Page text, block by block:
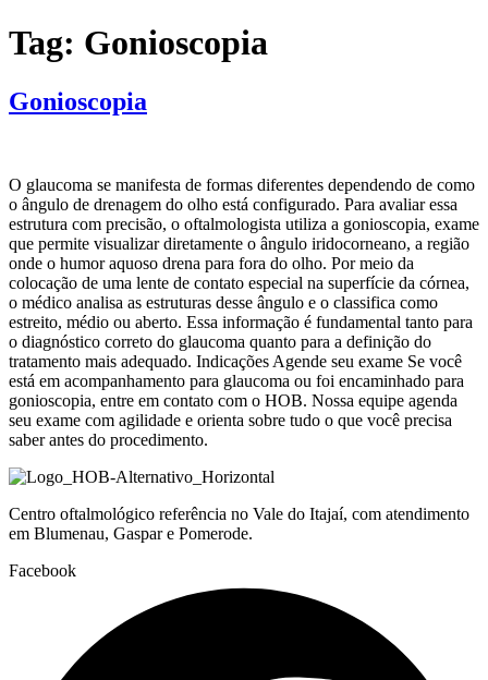
Tag: Gonioscopia
Gonioscopia
O glaucoma se manifesta de formas diferentes dependendo de como
o ângulo de drenagem do olho está configurado. Para avaliar essa
estrutura com precisão, o oftalmologista utiliza a gonioscopia, exame
que permite visualizar diretamente o ângulo iridocorneano, a região
onde o humor aquoso drena para fora do olho. Por meio da
colocação de uma lente de contato especial na superfície da córnea,
o médico analisa as estruturas desse ângulo e o classifica como
estreito, médio ou aberto. Essa informação é fundamental tanto para
o diagnóstico correto do glaucoma quanto para a definição do
tratamento mais adequado. Indicações Agende seu exame Se você
está em acompanhamento para glaucoma ou foi encaminhado para
gonioscopia, entre em contato com o HOB. Nossa equipe agenda
seu exame com agilidade e orienta sobre tudo o que você precisa
saber antes do procedimento.
Centro oftalmológico referência no Vale do Itajaí, com atendimento
em Blumenau, Gaspar e Pomerode.
Facebook